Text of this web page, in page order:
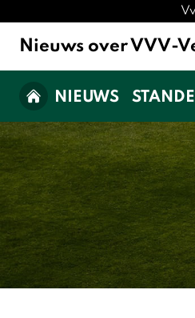
Nieuws over VVV-
NIEUWS